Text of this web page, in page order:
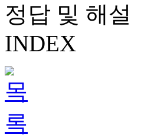
정답 및 해설
INDEX